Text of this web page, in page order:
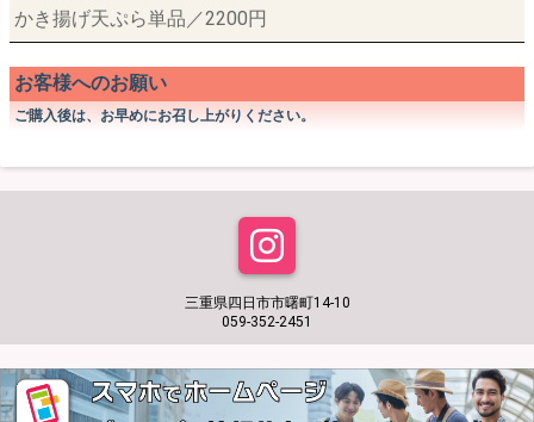
かき揚げ天ぷら単品／2200円
お客様へのお願い
ご購入後は、お早めにお召し上がりください。
三重県四日市市曙町14-10
059-352-2451